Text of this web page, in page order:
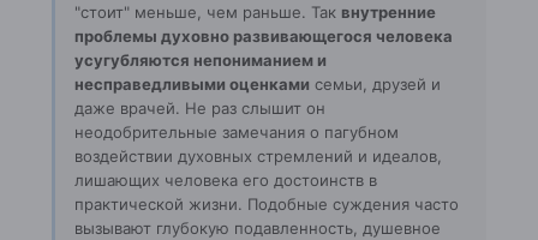
"стоит" меньше, чем раньше. Так внутренние
проблемы духовно развивающегося человека
усугубляются непониманием и
несправедливыми оценками семьи, друзей и
даже врачей. Не раз слышит он
неодобрительные замечания о пагубном
воздействии духовных стремлений и идеалов,
лишающих человека его достоинств в
практической жизни. Подобные суждения часто
вызывают глубокую подавленность, душевное